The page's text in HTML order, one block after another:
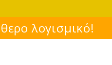
λογισμικό!